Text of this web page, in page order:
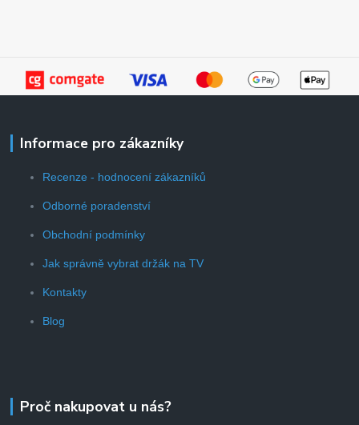
Informace pro zákazníky
Recenze - hodnocení zákazníků
Odborné poradenství
Obchodní podmínky
Jak správně vybrat držák na TV
Kontakty
Blog
Proč nakupovat u nás?